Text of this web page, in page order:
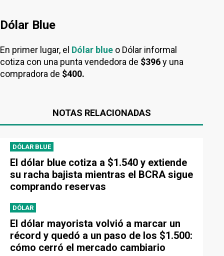
Dólar Blue
En primer lugar, el Dólar blue o Dólar informal
cotiza con una punta vendedora de $396y una
compradora de $400.
NOTAS RELACIONADAS
DÓLAR BLUE
El dólar blue cotiza a $1.540 y extiende
su racha bajista mientras el BCRA sigue
comprando reservas
DÓLAR
El dólar mayorista volvió a marcar un
récord y quedó a un paso de los $1.500:
cómo cerró el mercado cambiario